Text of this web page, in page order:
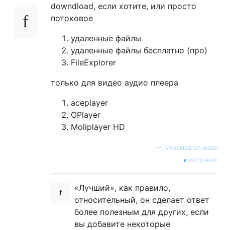
downdload, если хотите, или просто
потоковое
удаленные файлы
удаленные файлы бесплатно (про)
FileExplorer
только для видео аудио плеера
aceplayer
OPlayer
Moliplayer HD
— Мохамед алназер
источник
«Лучший», как правило,
относительный, он сделает ответ
более полезным для других, если
вы добавите некоторые